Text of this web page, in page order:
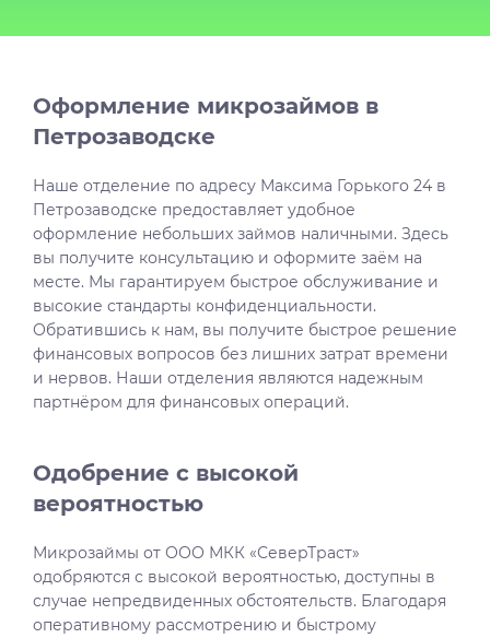
Оформление микрозаймов в
Петрозаводске
Наше отделение по адресу Максима Горького 24 в
Петрозаводске предоставляет удобное
оформление небольших займов наличными. Здесь
вы получите консультацию и оформите заём на
месте. Мы гарантируем быстрое обслуживание и
высокие стандарты конфиденциальности.
Обратившись к нам, вы получите быстрое решение
финансовых вопросов без лишних затрат времени
и нервов. Наши отделения являются надежным
партнёром для финансовых операций.
Одобрение с высокой
вероятностью
Микрозаймы от ООО МКК «СеверТраст»
одобряются с высокой вероятностью, доступны в
случае непредвиденных обстоятельств. Благодаря
оперативному рассмотрению и быстрому